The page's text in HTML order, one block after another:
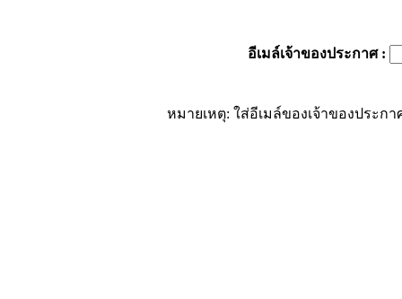
อีเมล์เจ้าของประกาศ:
หมายเหตุ: ใส่อีเมล์ของเจ้าของประก